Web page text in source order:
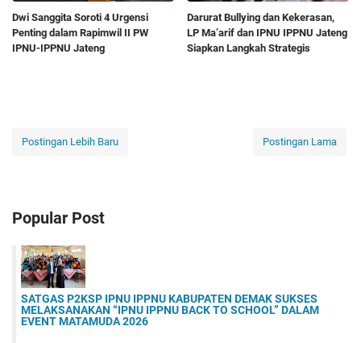
Dwi Sanggita Soroti 4 Urgensi
Penting dalam Rapimwil II PW
IPNU-IPPNU Jateng
Darurat Bullying dan Kekerasan,
LP Ma’arif dan IPNU IPPNU Jateng
Siapkan Langkah Strategis
Postingan Lebih Baru Postingan Lama
Popular Post
SATGAS P2KSP IPNU IPPNU KABUPATEN DEMAK SUKSES
MELAKSANAKAN “IPNU IPPNU BACK TO SCHOOL” DALAM
EVENT MATAMUDA 2026